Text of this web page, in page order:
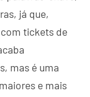
já que,
tickets de
mas é uma
e mais